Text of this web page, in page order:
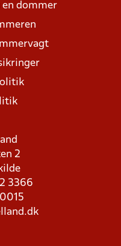
en dommer
2
3366